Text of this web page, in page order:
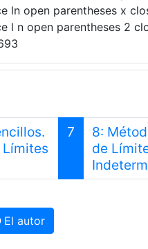
Anterior
7
8:
de
El autor